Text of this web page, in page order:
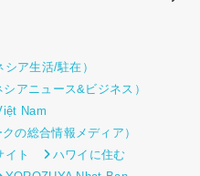
ア生活/駐在）
アニュース&ビジネス）
Nam
の総合情報メディア）
イト
ハワイに住む